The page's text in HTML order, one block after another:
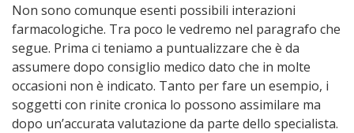
Non sono comunque esenti possibili interazioni
farmacologiche. Tra poco le vedremo nel paragrafo che
segue. Prima ci teniamo a puntualizzare che è da
assumere dopo consiglio medico dato che in molte
occasioni non è indicato. Tanto per fare un esempio, i
soggetti con rinite cronica lo possono assimilare ma
dopo un’accurata valutazione da parte dello specialista.